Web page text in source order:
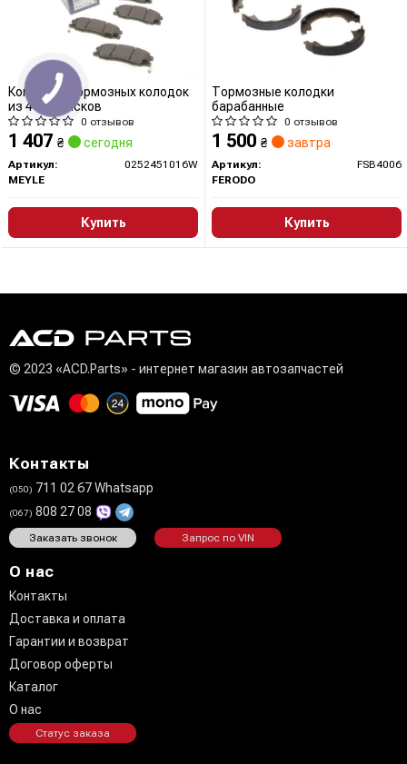
Комплект тормозных колодок
из 4 шт. дисков
0 отзывов
1 407 ₴ сегодня
Артикул:
0252451016W
MEYLE
Купить
Тормозные колодки
барабанные
0 отзывов
1 500 ₴ завтра
Артикул:
FSB4006
FERODO
Купить
© 2023 «ACD.Parts» - интернет магазин автозапчастей
Контакты
(050) 711 02 67 Whatsapp
(067) 808 27 08
Заказать звонок Запрос по VIN
О нас
Контакты
Доставка и оплата
Гарантии и возврат
Договор оферты
Каталог
О нас
Статус заказа